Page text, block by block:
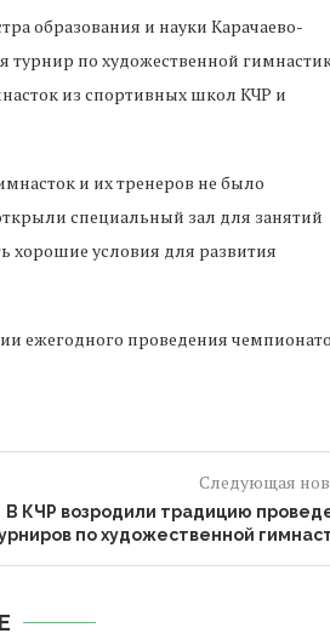
образования и науки Карачаево-
по художественной
из спортивных школ КЧР и
и их тренеров не было
специальный зал для занятий
хорошие условия для развития
ежегодного проведения
Следующая
В КЧР возродили традицию
по художественной